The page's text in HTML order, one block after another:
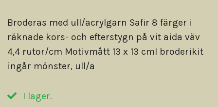
Broderas med ull/acrylgarn Safir 8 färger i
räknade kors- och efterstygn på vit aida väv
4,4 rutor/cm Motivmått 13 x 13 cmI broderikit
ingår mönster, ull/a
I lager.